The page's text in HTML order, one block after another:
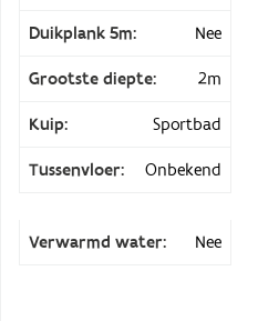
Duikplank 5m: Nee
Grootste diepte: 2m
Kuip: Sportbad
Tussenvloer: Onbekend
Verwarmd water: Nee